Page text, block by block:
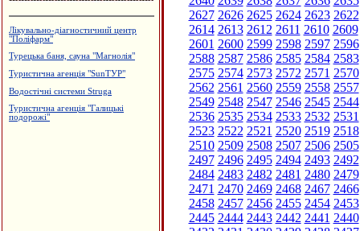
Лікувально-діагностичний центр
"Поліфарм"
Турецька баня, сауна "Магнолія"
Туристична агенція "SunТУР"
Водостічні системи Struga
Туристична агенція "Галицькі
подорожі"
2627 2626 2625 2624 2623 2622
2614 2613 2612 2611 2610 2609
2601 2600 2599 2598 2597 2596
2588 2587 2586 2585 2584 2583
2575 2574 2573 2572 2571 2570
2562 2561 2560 2559 2558 2557
2549 2548 2547 2546 2545 2544
2536 2535 2534 2533 2532 2531
2523 2522 2521 2520 2519 2518
2510 2509 2508 2507 2506 2505
2497 2496 2495 2494 2493 2492
2484 2483 2482 2481 2480 2479
2471 2470 2469 2468 2467 2466
2458 2457 2456 2455 2454 2453
2445 2444 2443 2442 2441 2440